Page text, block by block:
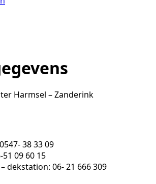
Harmsel – Zanderink
38 33 09
09 60 15
dekstation: 06- 21 666 309